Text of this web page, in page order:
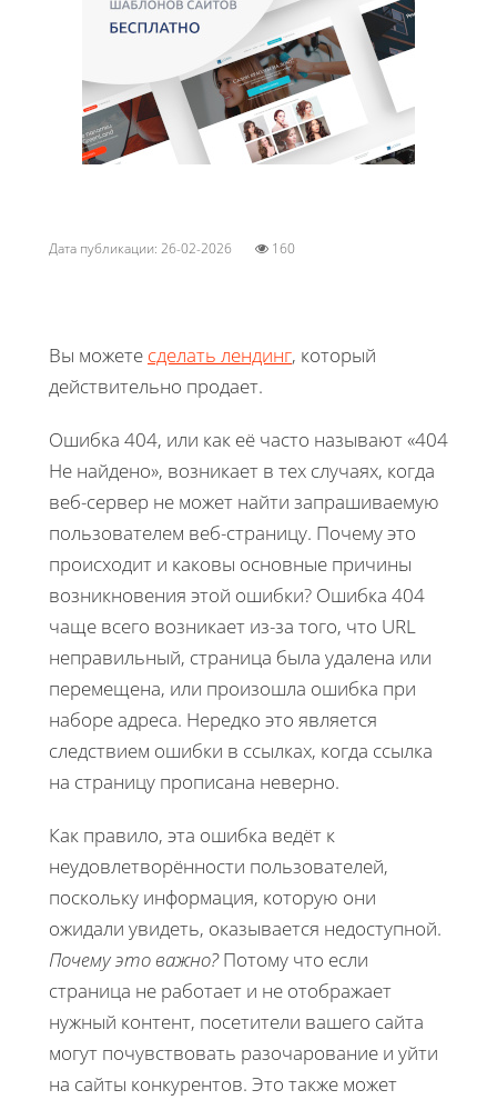
Дата публикации: 26-02-2026 160
Вы можете сделать лендинг, который
действительно продает.
Ошибка 404, или как её часто называют «404
Не найдено», возникает в тех случаях, когда
веб-сервер не может найти запрашиваемую
пользователем веб-страницу. Почему это
происходит и каковы основные причины
возникновения этой ошибки? Ошибка 404
чаще всего возникает из-за того, что URL
неправильный, страница была удалена или
перемещена, или произошла ошибка при
наборе адреса. Нередко это является
следствием ошибки в ссылках, когда ссылка
на страницу прописана неверно.
Как правило, эта ошибка ведёт к
неудовлетворённости пользователей,
поскольку информация, которую они
ожидали увидеть, оказывается недоступной.
Почему это важно?Потому что если
страница не работает и не отображает
нужный контент, посетители вашего сайта
могут почувствовать разочарование и уйти
на сайты конкурентов. Это также может